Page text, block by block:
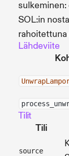
SOL:in
Lähdeviite
Tilit
Tili
source